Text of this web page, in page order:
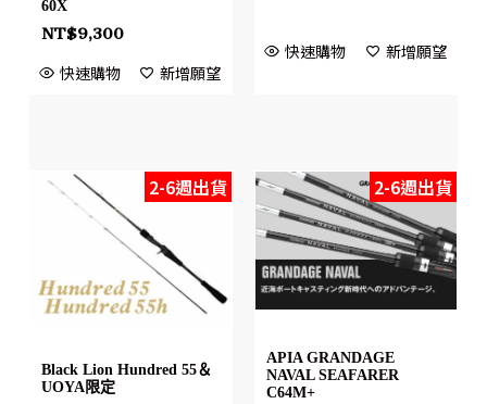
60X
NT$9,300
快速購物 新增願望
快速購物 新增願望
2-6週出貨
Black Lion Hundred 55＆
UOYA限定
2-6週出貨
APIA GRANDAGE
NAVAL SEAFARER
C64M+